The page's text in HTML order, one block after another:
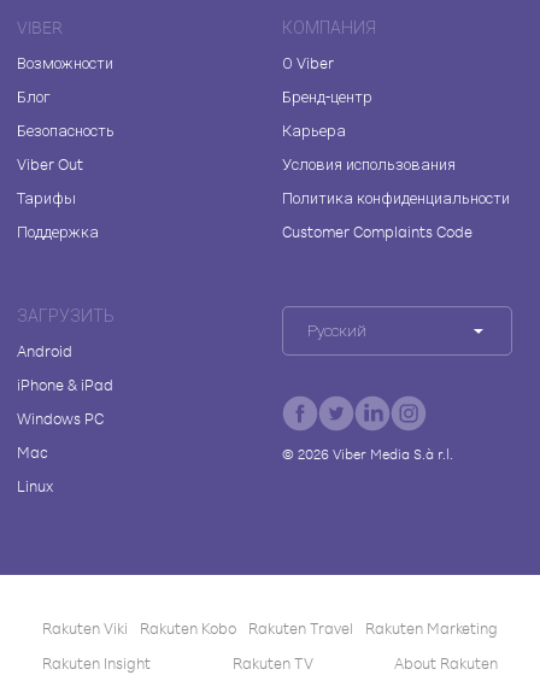
VIBER
Возможности
Блог
Безопасность
Viber Out
Тарифы
Поддержка
КОМПАНИЯ
О Viber
Бренд-центр
Карьера
Условия использования
Политика конфиденциальности
Customer Complaints Code
ЗАГРУЗИТЬ
Android
iPhone & iPad
Windows PC
Mac
Linux
Русский
© 2026Viber Media S.à r.l.
Rakuten Viki Rakuten Kobo Rakuten Travel
Rakuten Marketing
Rakuten Insight
Rakuten TV About Rakuten